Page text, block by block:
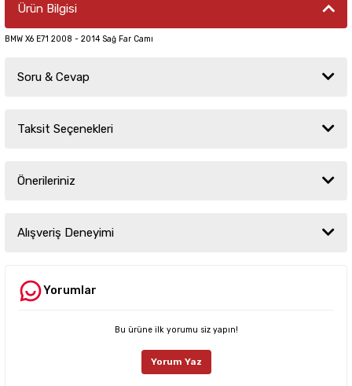
Ürün Bilgisi
BMW X6 E71 2008 - 2014 Sağ Far Camı
Soru & Cevap
Ürün hakkında henüz soru sorulmamış.
Taksit Seçenekleri
Önerileriniz
yetersiz gördüğünüz noktaları öneri formunu kullanarak tarafımıza
iletebilirsiniz.
Ürün resmi kalitesiz, bozuk veya görüntülenemiyor.
Ürün fiyatı diğer sitelerden daha pahalı.
Alışveriş Deneyimi
Deneyimini Paylaş
Yorumlar
Bu ürüne ilk yorumu siz yapın!
Yorum Yaz